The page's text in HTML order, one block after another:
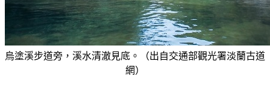
烏塗溪步道旁，溪水清澈見底。（出自交通部觀光署淡蘭古道
網）